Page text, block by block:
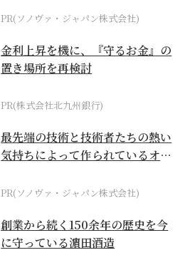
PR(ソノヴァ・ジャパン株式会社)
金利上昇を機に、『守るお金』の
置き場所を再検討
PR(株式会社北九州銀行)
最先端の技術と技術者たちの熱い
気持ちによって作られているオー
PR(ソノヴァ・ジャパン株式会社)
創業から続く150余年の歴史を今
に守っている濵田酒造